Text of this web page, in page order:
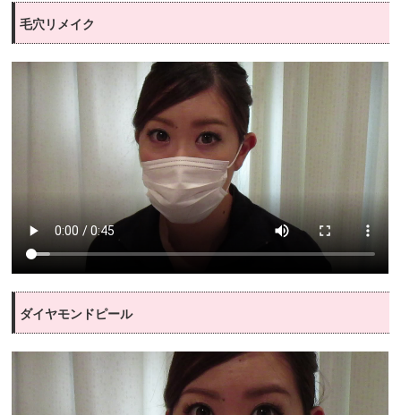
毛穴リメイク
ダイヤモンドピール